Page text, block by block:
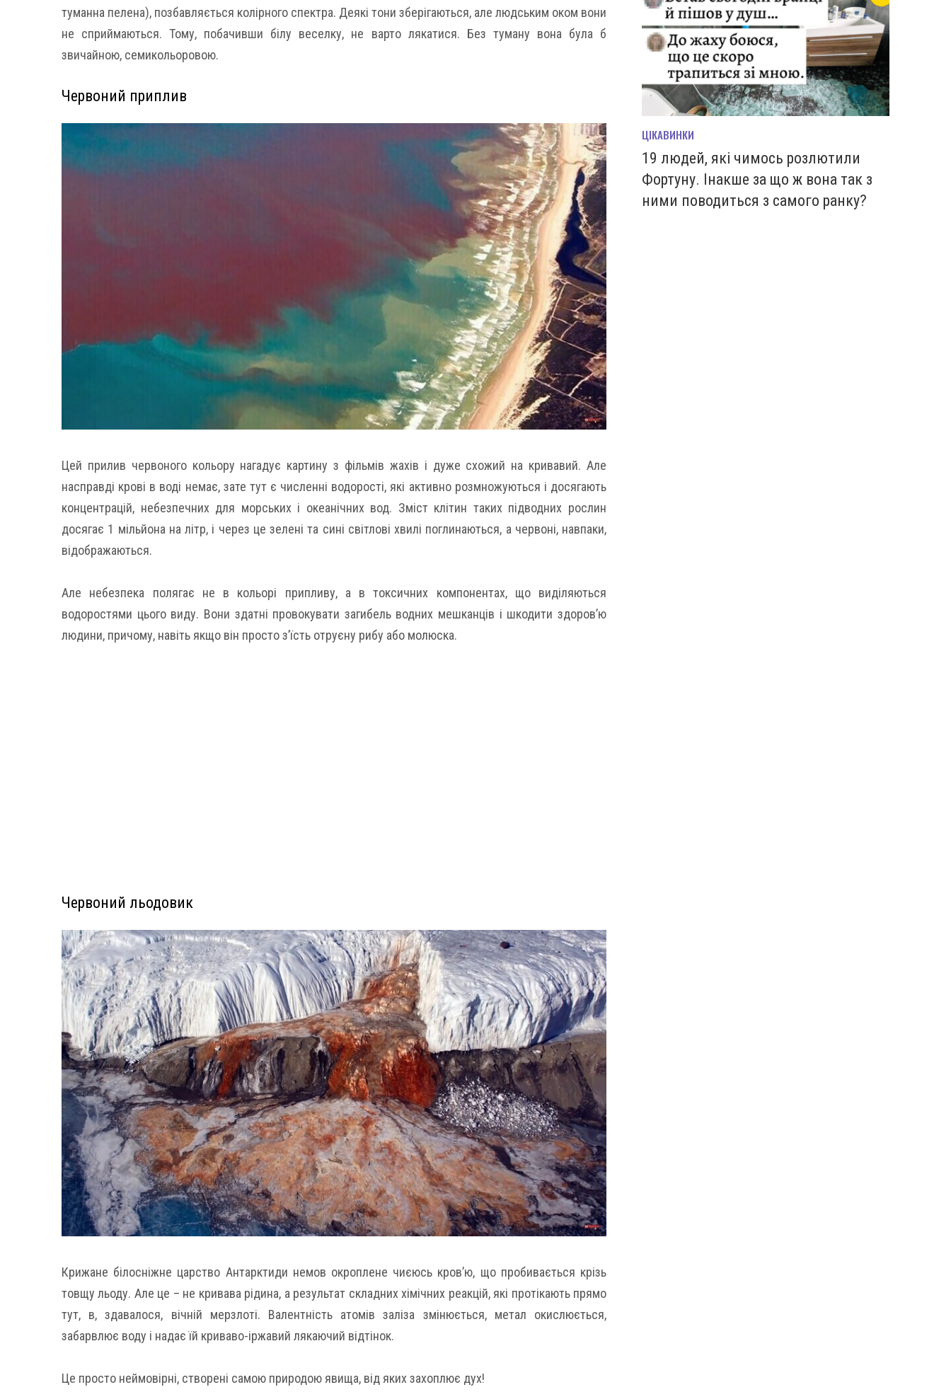
туманна пелена), позбавляється колірного спектра. Деякі тони зберігаються, але людським оком вони
не сприймаються. Тому, побачивши білу веселку, не варто лякатися. Без туману вона була б
звичайною, семикольоровою.
Червоний приплив
Цей прилив червоного кольору нагадує картину з фільмів жахів і дуже схожий на кривавий. Але
насправді крові в воді немає, зате тут є численні водорості, які активно розмножуються і досягають
концентрацій, небезпечних для морських і океанічних вод. Зміст клітин таких підводних рослин
досягає 1 мільйона на літр, і через це зелені та сині світлові хвилі поглинаються, а червоні, навпаки,
відображаються.
Але небезпека полягає не в кольорі припливу, а в токсичних компонентах, що виділяються
водоростями цього виду. Вони здатні провокувати загибель водних мешканців і шкодити здоров’ю
людини, причому, навіть якщо він просто з’їсть отруєну рибу або молюска.
Червоний льодовик
Крижане білосніжне царство Антарктиди немов окроплене чиєюсь кров’ю, що пробивається крізь
товщу льоду. Але це – не кривава рідина, а результат складних хімічних реакцій, які протікають прямо
тут, в, здавалося, вічній мерзлоті. Валентність атомів заліза змінюється, метал окислюється,
забарвлює воду і надає їй криваво-іржавий лякаючий відтінок.
Це просто неймовірні, створені самою природою явища, від яких захоплює дух!
ЦІКАВИНКИ
19 людей, які чимось розлютили
Фортуну. Інакше за що ж вона так з
ними поводиться з самого ранку?